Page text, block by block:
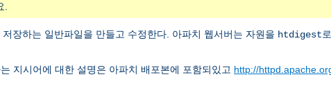
.
장하는 일반파일을 만들고 수정한다. 아파치 웹서버는 자원을 htdigest
지시어에 대한 설명은 아파치 배포본에 포함되있고 http://